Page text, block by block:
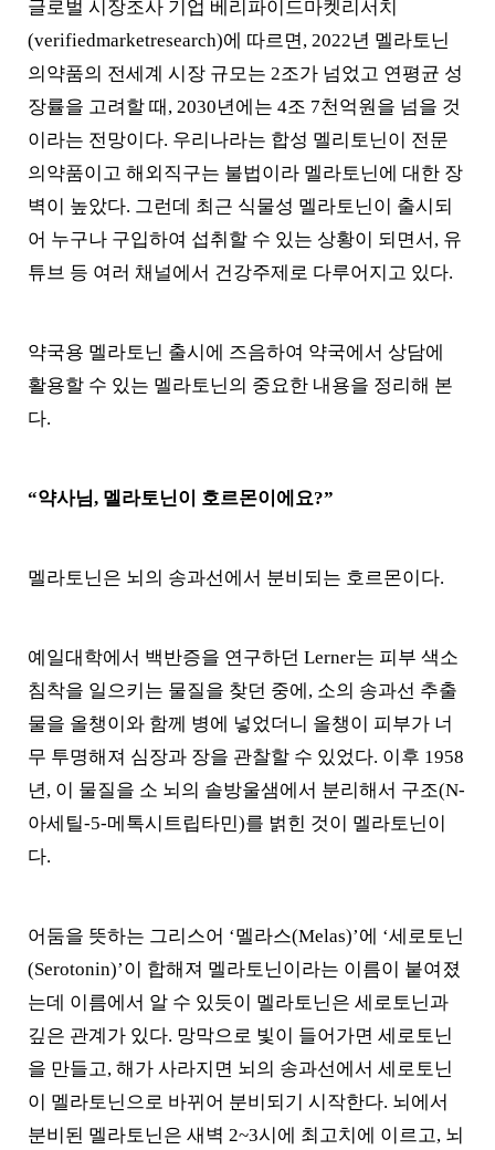
글로벌 시장조사 기업 베리파이드마켓리서치
(verifiedmarketresearch)에 따르면, 2022년 멜라토닌
의약품의 전세계 시장 규모는 2조가 넘었고 연평균 성
장률을 고려할 때, 2030년에는 4조 7천억원을 넘을 것
이라는 전망이다. 우리나라는 합성 멜리토닌이 전문
의약품이고 해외직구는 불법이라 멜라토닌에 대한 장
벽이 높았다. 그런데 최근 식물성 멜라토닌이 출시되
어 누구나 구입하여 섭취할 수 있는 상황이 되면서, 유
튜브 등 여러 채널에서 건강주제로 다루어지고 있다.
약국용 멜라토닌 출시에 즈음하여 약국에서 상담에
활용할 수 있는 멜라토닌의 중요한 내용을 정리해 본
다.
“약사님, 멜라토닌이 호르몬이에요?”
멜라토닌은 뇌의 송과선에서 분비되는 호르몬이다.
예일대학에서 백반증을 연구하던 Lerner는 피부 색소
침착을 일으키는 물질을 찾던 중에, 소의 송과선 추출
물을 올챙이와 함께 병에 넣었더니 올챙이 피부가 너
무 투명해져 심장과 장을 관찰할 수 있었다. 이후 1958
년, 이 물질을 소 뇌의 솔방울샘에서 분리해서 구조(N-
아세틸-5-메톡시트립타민)를 벍힌 것이 멜라토닌이
다.
어둠을 뜻하는 그리스어 ‘멜라스(Melas)’에 ‘세로토닌
(Serotonin)’이 합해져 멜라토닌이라는 이름이 붙여졌
는데 이름에서 알 수 있듯이 멜라토닌은 세로토닌과
깊은 관계가 있다. 망막으로 빛이 들어가면 세로토닌
을 만들고, 해가 사라지면 뇌의 송과선에서 세로토닌
이 멜라토닌으로 바뀌어 분비되기 시작한다. 뇌에서
분비된 멜라토닌은 새벽 2~3시에 최고치에 이르고, 뇌